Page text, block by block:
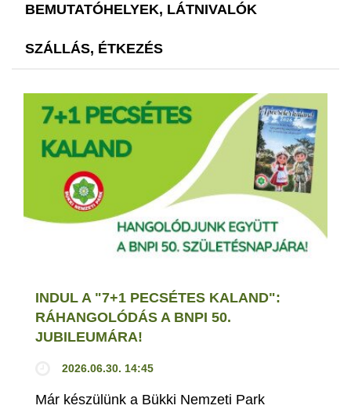
BEMUTATÓHELYEK, LÁTNIVALÓK
SZÁLLÁS, ÉTKEZÉS
INDUL A "7+1 PECSÉTES KALAND":
RÁHANGOLÓDÁS A BNPI 50.
JUBILEUMÁRA!
2026.06.30. 14:45
Már készülünk a Bükki Nemzeti Park